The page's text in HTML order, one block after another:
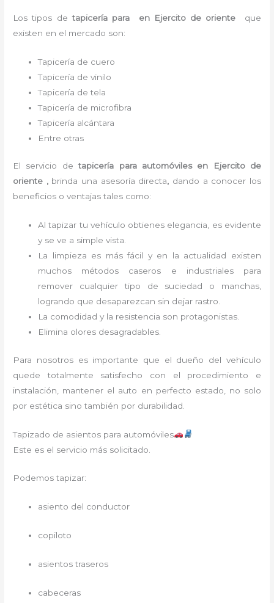
Los tipos de tapicería para en Ejercito de oriente
que
existen en el mercado son:
Tapicería de cuero
Tapicería de vinilo
Tapicería de tela
Tapicería de microfibra
Tapicería alcántara
Entre otras
El servicio detapicería para automóviles en Ejercito de
oriente , brinda una asesoría directa, dando a conocer los
beneficios o ventajas tales como:
Al tapizar tu vehículo obtienes elegancia, es evidente
y se ve a simple vista.
La limpieza es más fácil y en la actualidad existen
muchos métodos caseros e industriales para
remover cualquier tipo de suciedad o manchas,
logrando que desaparezcan sin dejar rastro.
La comodidad y la resistencia son protagonistas.
Elimina olores desagradables.
Para nosotros es importante que el dueño del vehículo
quede totalmente satisfecho con el procedimiento e
instalación, mantener el auto en perfecto estado, no solo
por estética sino también por durabilidad.
Tapizado de asientos para automóviles
Este es el servicio más solicitado.
Podemos tapizar:
asiento del conductor
copiloto
asientos traseros
cabeceras